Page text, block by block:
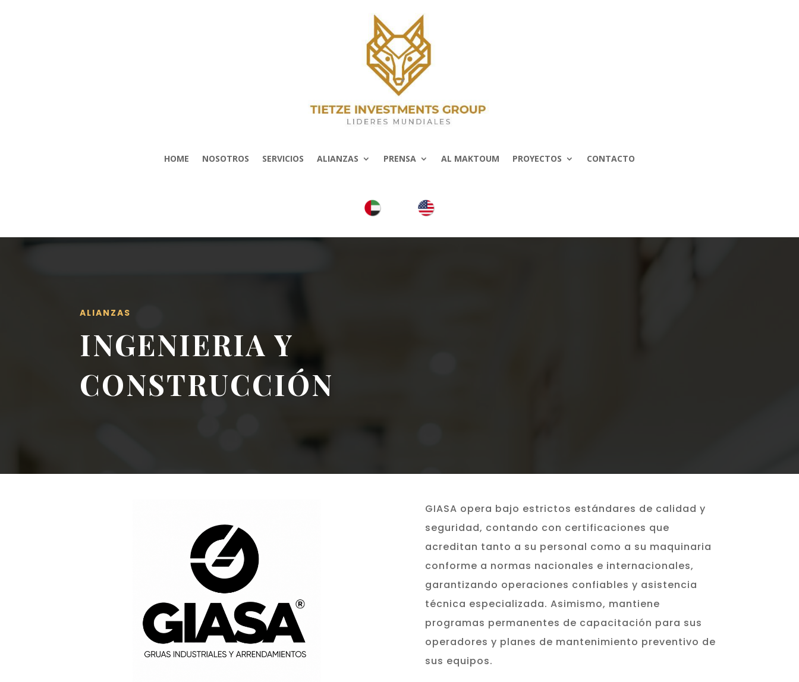
HOME NOSOTROS SERVICIOS ALIANZAS PRENSA AL MAKTOUM PROYECTOS CONTACTO
ALIANZAS
INGENIERIA Y
CONSTRUCCIÓN
GIASA opera bajo estrictos estándares de calidad y
seguridad, contando con certificaciones que
acreditan tanto a su personal como a su maquinaria
conforme a normas nacionales e internacionales,
garantizando operaciones confiables y asistencia
técnica especializada. Asimismo, mantiene
programas permanentes de capacitación para sus
operadores y planes de mantenimiento preventivo de
sus equipos.